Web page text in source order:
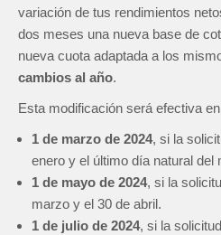
variación de tus rendimientos
dos meses una nueva base de
nueva cuota adaptada a los
cambios al año.
Esta modificación será efectiva
1 de marzo de 2024, si la
enero y el último día natural del
1 de mayo de 2024, si la
marzo y el 30 de abril.
1 de julio de 2024, si la